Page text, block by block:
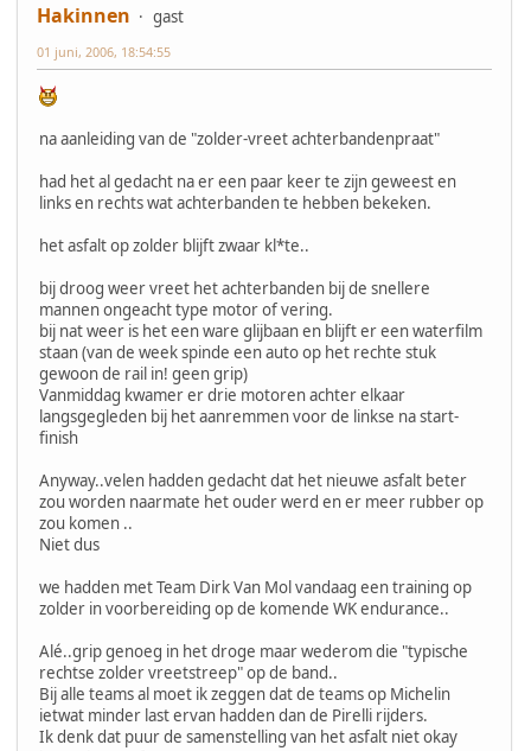
Hakinnen gast
01 juni, 2006, 18:54:55
na aanleiding van de "zolder-vreet achterbandenpraat"
had het al gedacht na er een paar keer te zijn geweest en
links en rechts wat achterbanden te hebben bekeken.
het asfalt op zolder blijft zwaar kl*te..
bij droog weer vreet het achterbanden bij de snellere
mannen ongeacht type motor of vering.
bij nat weer is het een ware glijbaan en blijft er een waterfilm
staan (van de week spinde een auto op het rechte stuk
gewoon de rail in! geen grip)
Vanmiddag kwamer er drie motoren achter elkaar
langsgegleden bij het aanremmen voor de linkse na start-
finish
Anyway..velen hadden gedacht dat het nieuwe asfalt beter
zou worden naarmate het ouder werd en er meer rubber op
zou komen ..
Niet dus
we hadden met Team Dirk Van Mol vandaag een training op
zolder in voorbereiding op de komende WK endurance..
Alé..grip genoeg in het droge maar wederom die "typische
rechtse zolder vreetstreep" op de band..
Bij alle teams al moet ik zeggen dat de teams op Michelin
ietwat minder last ervan hadden dan de Pirelli rijders.
Ik denk dat puur de samenstelling van het asfalt niet okay